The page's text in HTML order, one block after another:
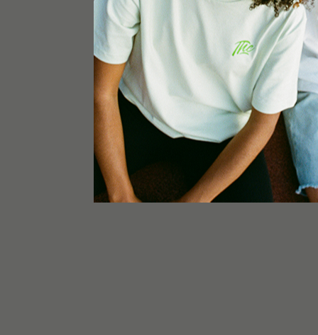
Inalar na boquilha do cartucho para ativar a
bateria 510, a ponta da luz irá acender para
Quando o dispositivo estiver a carregar, a luz
acesa. Quando o dispositivo atinge uma carga
e depois desligar-se-á. Se o dispositivo estiver
ponta de luz não estiver acesa, tem uma carga